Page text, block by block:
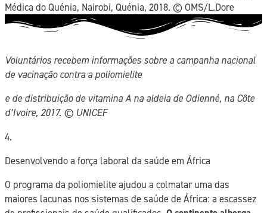
Médica do Quénia, Nairobi, Quénia, 2018. ©️ OMS/L.Dore
Voluntários recebem informações sobre a campanha nacional
de vacinação contra a poliomielite
e de distribuição de vitamina A na aldeia de Odienné, na Côte
d’Ivoire, 2017. ©️ UNICEF
4.
Desenvolvendo a força laboral da saúde em África
O programa da poliomielite ajudou a colmatar uma das
maiores lacunas nos sistemas de saúde de África: a escassez